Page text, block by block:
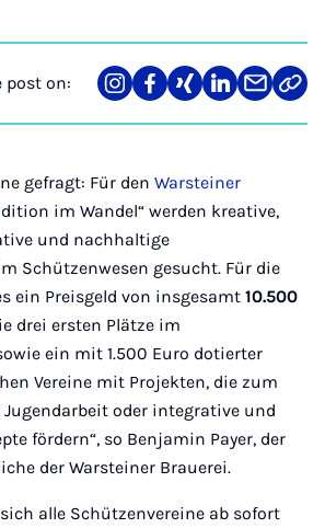
post on:
Share
on
Teilen
auf
Teilen
auf
Teilen
auf
Teilen
über
Link
gefragt: Für den Warsteiner
im Wandel“ werden kreative,
und nachhaltige
Schützenwesen gesucht. Für die
ein Preisgeld von insgesamt 10.500
drei ersten Plätze im
ein mit 1.500 Euro dotierter
Vereine mit Projekten, die zum
Jugendarbeit oder integrative und
fördern“, so Benjamin Payer, der
der Warsteiner Brauerei.
alle Schützenvereine ab sofort